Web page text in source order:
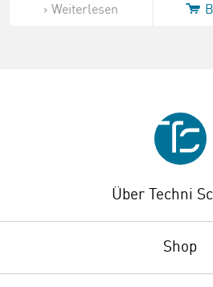
Weiterlesen
Über Techni
Shop